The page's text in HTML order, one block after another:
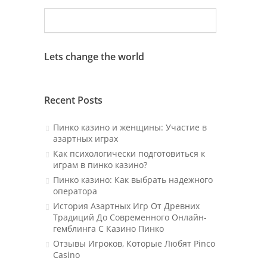
Lets change the world
Recent Posts
Пинко казино и женщины: Участие в
азартных играх
Как психологически подготовиться к
играм в пинко казино?
Пинко казино: Как выбрать надежного
оператора
История Азартных Игр От Древних
Традиций До Современного Онлайн-
гемблинга С Казино Пинко
Отзывы Игроков, Которые Любят Pinco
Casino